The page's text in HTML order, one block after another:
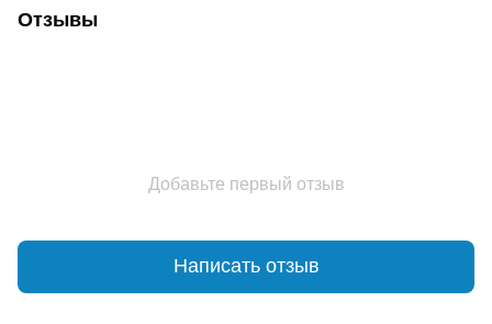
Отзывы
Добавьте первый отзыв
Написать отзыв